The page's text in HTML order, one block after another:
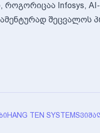
როგორიცაა Infosys,
HANG TEN SYSTEMS